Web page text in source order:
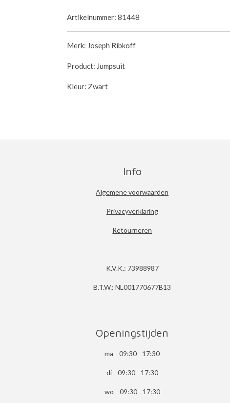
Artikelnummer: 81448
Merk: Joseph Ribkoff
Product: Jumpsuit
Kleur: Zwart
Info
Algemene voorwaarden
Privacyverklaring
Retourneren
K.V.K.: 73988987
B.T.W.: NL001770677B13
Openingstijden
ma 09:30 - 17:30
di 09:30 - 17:30
wo 09:30 - 17:30